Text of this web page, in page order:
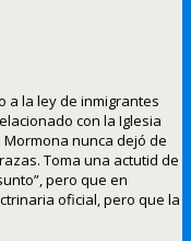
a la ley de inmigrantes
con la Iglesia
Mormona nunca dejó de
Toma una actutid de
pero que en
oficial, pero que la